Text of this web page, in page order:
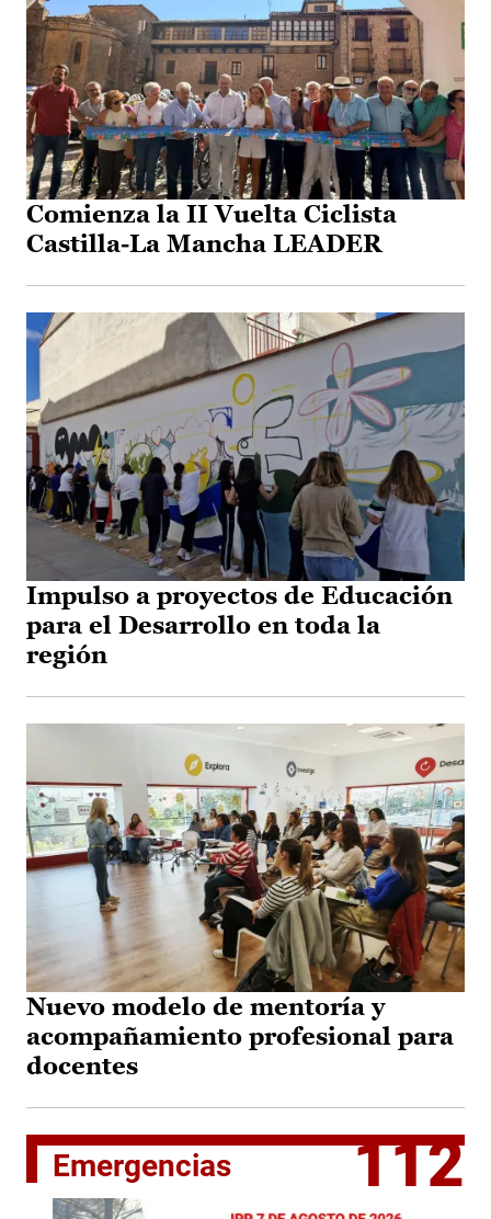
Comienza la II Vuelta Ciclista
Castilla-La Mancha LEADER
Impulso a proyectos de Educación
para el Desarrollo en toda la
región
Nuevo modelo de mentoría y
acompañamiento profesional para
docentes
Emergencias 112